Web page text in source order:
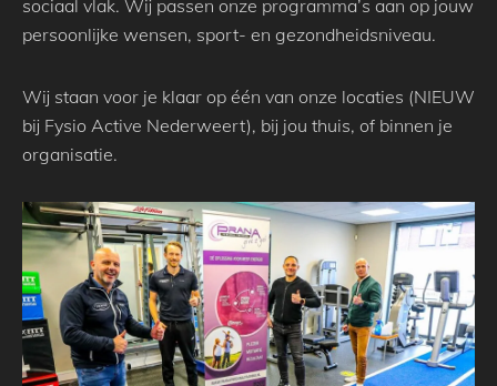
sociaal vlak. Wij passen onze programma’s aan op jouw
persoonlijke wensen, sport- en gezondheidsniveau.
Wij staan voor je klaar op één van onze locaties (NIEUW
bij Fysio Active Nederweert), bij jou thuis, of binnen je
organisatie.